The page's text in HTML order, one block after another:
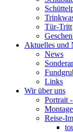
Tür-Tritt
Aktuelles und
News
Links
Wir über uns
Portrait
Reise-